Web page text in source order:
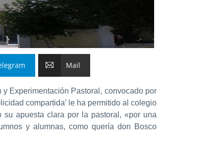
Mail
Experimentación Pastoral, convocado por
compartida’ le ha permitido al colegio
apuesta clara por la pastoral, «por una
y alumnas, como quería don Bosco